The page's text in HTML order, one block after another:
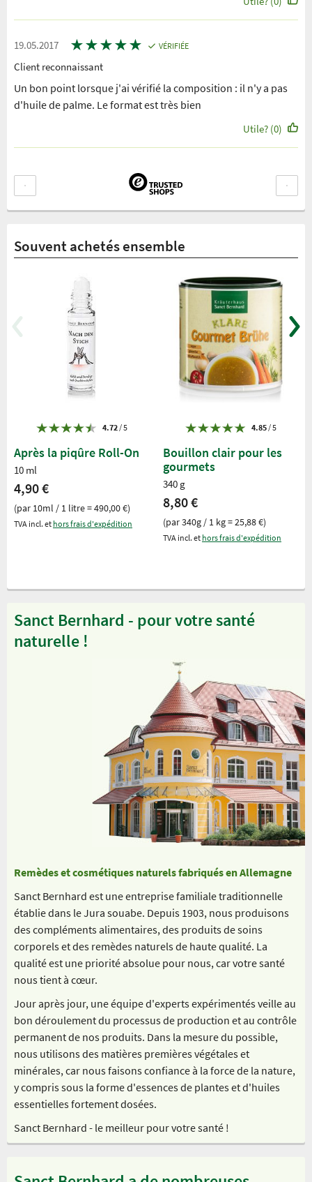
19.05.2017 ★★★★★ VÉRIFIÉE
Client reconnaissant
Un bon point lorsque j'ai vérifié la composition : il n'y a pas
d'huile de palme. Le format est très bien
Utile? (0)
Souvent achetés ensemble
4.72/ 5
Après la piqûre Roll-On
10 ml
4,90 €
(par 10ml / 1 litre = 490,00 €)
TVA incl. et hors frais d'expédition
4.85/ 5
Bouillon clair pour les
gourmets
340 g
8,80 €
(par 340g / 1 kg = 25,88 €)
TVA incl. et hors frais d'expédition
Sanct Bernhard - pour votre santé
naturelle !
Remèdes et cosmétiques naturels fabriqués en Allemagne
Sanct Bernhard est une entreprise familiale traditionnelle
établie dans le Jura souabe. Depuis 1903, nous produisons
des compléments alimentaires, des produits de soins
corporels et des remèdes naturels de haute qualité. La
qualité est une priorité absolue pour nous, car votre santé
nous tient à cœur.
Jour après jour, une équipe d'experts expérimentés veille au
bon déroulement du processus de production et au contrôle
permanent de nos produits. Dans la mesure du possible,
nous utilisons des matières premières végétales et
minérales, car nous faisons confiance à la force de la nature,
y compris sous la forme d'essences de plantes et d'huiles
essentielles fortement dosées.
Sanct Bernhard - le meilleur pour votre santé !